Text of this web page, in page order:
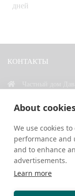
About
We use cookies
performance and
and to enhance
advertisements.
Learn more
дней
КОНТАКТЫ
СВЯЗАТЬСЯ С